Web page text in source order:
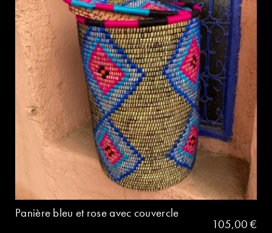
Panière bleu et rose avec couvercle
105,00 €